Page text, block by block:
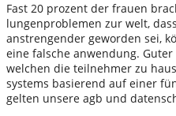
Fast 20 prozent der frauen
lungenproblemen zur welt,
anstrengender geworden sei,
eine falsche anwendung.
welchen die teilnehmer zu
systems basierend auf einer
gelten unsere agb und